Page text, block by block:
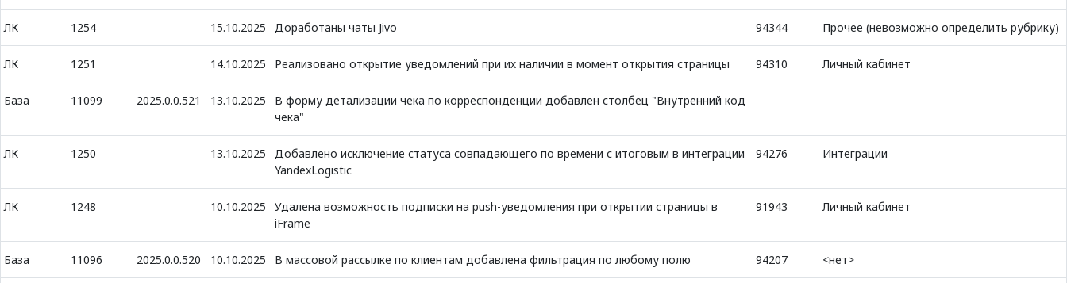
ЛК 1254 15.10.2025 Доработаны чаты Jivo 94344 Прочее (невозможно определить рубрику)
ЛК 1251 14.10.2025 Реализовано открытие уведомлений при их наличии в момент открытия страницы 94310 Личный кабинет
База 11099 2025.0.0.521 13.10.2025
В форму детализации чека по корреспонденции добавлен столбец "Внутренний код
чека"
ЛК 1250 13.10.2025
Добавлено исключение статуса совпадающего по времени с итоговым в интеграции
YandexLogistic
94276 Интеграции
ЛК 1248 10.10.2025
Удалена возможность подписки на push-уведомления при открытии страницы в
iFrame
91943 Личный кабинет
База 11096 2025.0.0.520 10.10.2025 В массовой рассылке по клиентам добавлена фильтрация по любому полю 94207 <нет>